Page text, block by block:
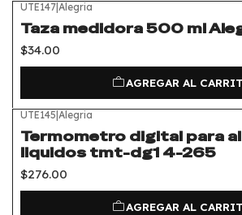
UTE147| Alegria
Taza medidora 500 ml
$34.00
AGREGAR AL
UTE145 Alegria
Termometro digital para
liquidos tmt-dg1 4-265
$276.00
AGREGAR AL